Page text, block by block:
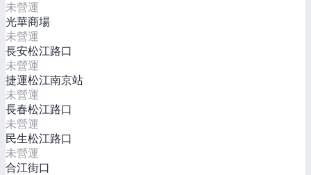
未營運
光華商場
未營運
長安松江路口
未營運
捷運松江南京站
未營運
長春松江路口
未營運
民生松江路口
未營運
合江街口